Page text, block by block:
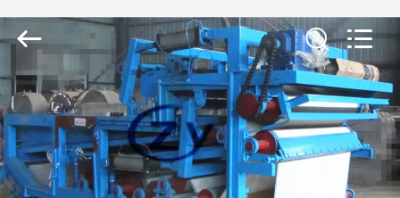
HUIS
PRODUCTEN
Zhiyuan
Engineering
Machinery
Rights
Reserved.